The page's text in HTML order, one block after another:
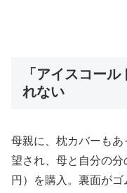
「アイスコー
れない
母親に、枕カバーも
望され、母と自分の
円）を購入。裏面が